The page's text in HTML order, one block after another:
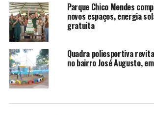
Antes mesmo da abertura, o fórum já
expectativas da organização. As
encerradas com antecedência, todas as
preenchidas e o evento registrou
de enunciados, com quase 50 textos
análise, cerca de 60% acima da edição
enunciados aprovados servem de
atuação dos juizados especiais em
Parque Chico Mendes
novos espaços, energia
gratuita
Quadra poliesportiva
no bairro José Augusto,